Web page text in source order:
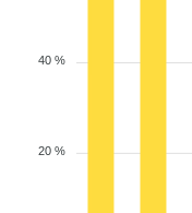
40 %
20 %